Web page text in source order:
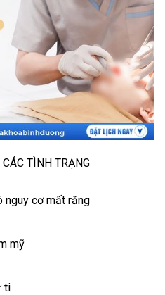
TÌNH TRẠNG
nguy cơ mất răng
mỹ
ti